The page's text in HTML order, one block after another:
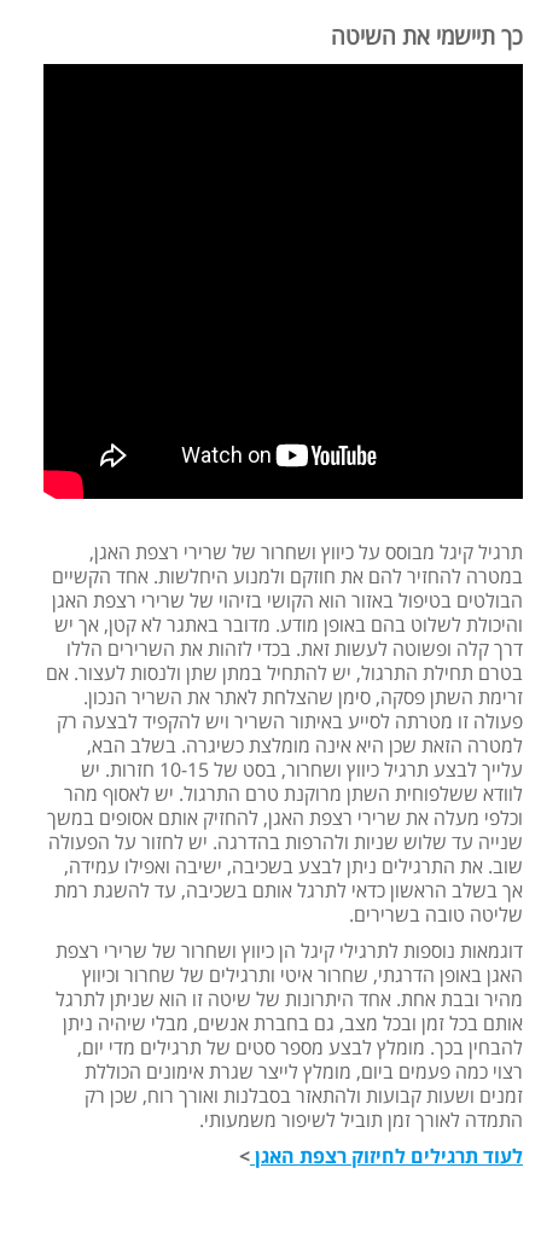
כך תיישמי את השיטה
תרגיל קיגל מבוסס על כיווץ ושחרור של שרירי רצפת האגן,
במטרה להחזיר להם את חוזקם ולמנוע היחלשות. אחד הקשיים
הבולטים בטיפול באזור הוא הקושי בזיהוי של שרירי רצפת האגן
והיכולת לשלוט בהם באופן מודע. מדובר באתגר לא קטן, אך יש
דרך קלה ופשוטה לעשות זאת. בכדי לזהות את השרירים הללו
בטרם תחילת התרגול, יש להתחיל במתן שתן ולנסות לעצור. אם
זרימת השתן פסקה, סימן שהצלחת לאתר את השריר הנכון.
פעולה זו מטרתה לסייע באיתור השריר ויש להקפיד לבצעה רק
למטרה הזאת שכן היא אינה מומלצת כשיגרה. בשלב הבא,
עלייך לבצע תרגיל כיווץ ושחרור, בסט של 10-15 חזרות. יש
לוודא ששלפוחית השתן מרוקנת טרם התרגול. יש לאסוף מהר
וכלפי מעלה את שרירי רצפת האגן, להחזיק אותם אסופים במשך
שנייה עד שלוש שניות ולהרפות בהדרגה. יש לחזור על הפעולה
שוב. את התרגילים ניתן לבצע בשכיבה, ישיבה ואפילו עמידה,
אך בשלב הראשון כדאי לתרגל אותם בשכיבה, עד להשגת רמת
שליטה טובה בשרירים.
דוגמאות נוספות לתרגילי קיגל הן כיווץ ושחרור של שרירי רצפת
האגן באופן הדרגתי, שחרור איטי ותרגילים של שחרור וכיווץ
מהיר ובבת אחת. אחד היתרונות של שיטה זו הוא שניתן לתרגל
אותם בכל זמן ובכל מצב, גם בחברת אנשים, מבלי שיהיה ניתן
להבחין בכך. מומלץ לבצע מספר סטים של תרגילים מדי יום,
רצוי כמה פעמים ביום, מומלץ לייצר שגרת אימונים הכוללת
זמנים ושעות קבועות ולהתאזר בסבלנות ואורך רוח, שכן רק
התמדה לאורך זמן תוביל לשיפור משמעותי.
לעוד תרגילים לחיזוק רצפת האגן>